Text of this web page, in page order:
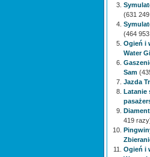
(631
(464
Ogień i
Water
Sam
Jazda
Latanie
419
Ogień i